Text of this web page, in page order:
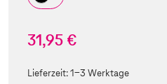
31,95 €
Lieferzeit:1-3 Werktage